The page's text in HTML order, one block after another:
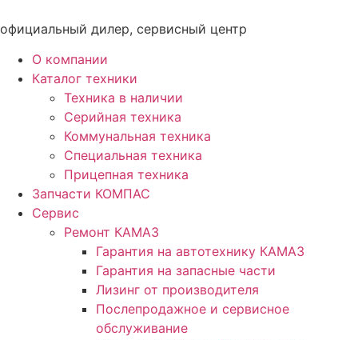
к
официальный дилер, сервисный центр
О компании
Каталог техники
Техника в наличии
Серийная техника
Коммунальная техника
Специальная техника
Прицепная техника
Запчасти КОМПАС
Сервис
Ремонт КАМАЗ
Гарантия на автотехнику КАМАЗ
Гарантия на запасные части
Лизинг от производителя
Послепродажное и сервисное
обслуживание